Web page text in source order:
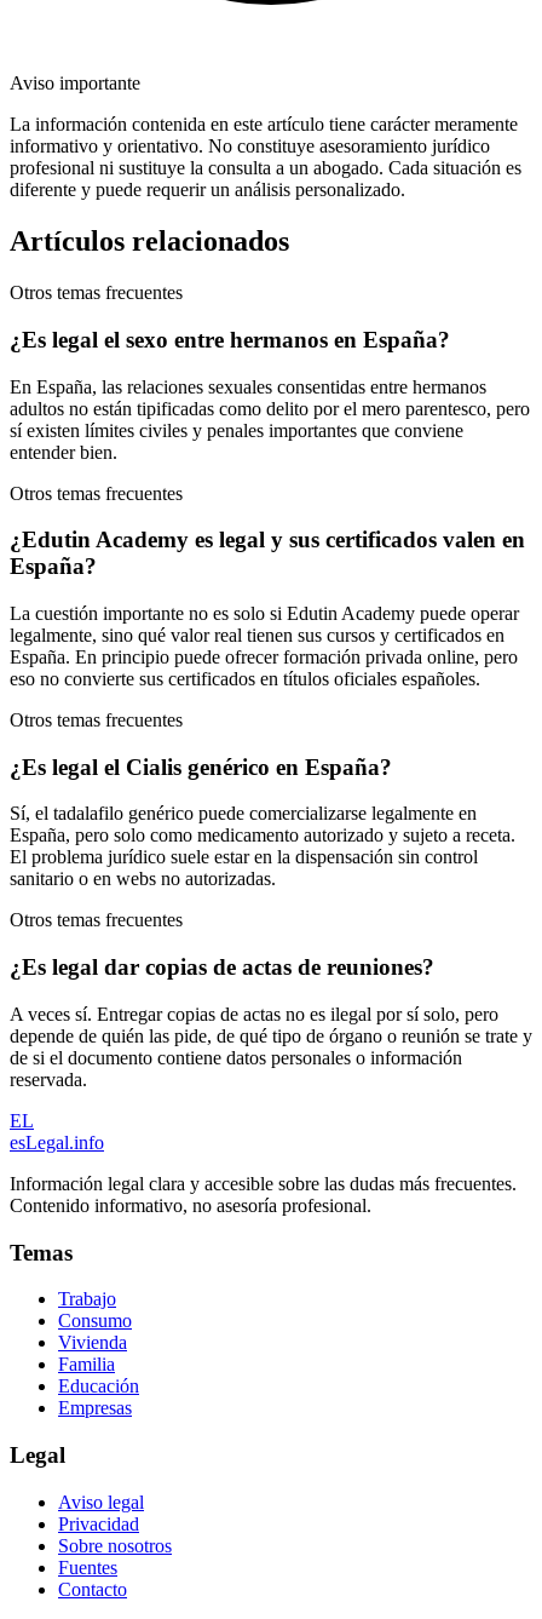
Aviso importante
La información contenida en este artículo tiene carácter meramente
informativo y orientativo. No constituye asesoramiento jurídico
profesional ni sustituye la consulta a un abogado. Cada situación es
diferente y puede requerir un análisis personalizado.
Artículos relacionados
Otros temas frecuentes
¿Es legal el sexo entre hermanos en España?
En España, las relaciones sexuales consentidas entre hermanos
adultos no están tipificadas como delito por el mero parentesco, pero
sí existen límites civiles y penales importantes que conviene
entender bien.
Otros temas frecuentes
¿Edutin Academy es legal y sus certificados valen en
España?
La cuestión importante no es solo si Edutin Academy puede operar
legalmente, sino qué valor real tienen sus cursos y certificados en
España. En principio puede ofrecer formación privada online, pero
eso no convierte sus certificados en títulos oficiales españoles.
Otros temas frecuentes
¿Es legal el Cialis genérico en España?
Sí, el tadalafilo genérico puede comercializarse legalmente en
España, pero solo como medicamento autorizado y sujeto a receta.
El problema jurídico suele estar en la dispensación sin control
sanitario o en webs no autorizadas.
Otros temas frecuentes
¿Es legal dar copias de actas de reuniones?
A veces sí. Entregar copias de actas no es ilegal por sí solo, pero
depende de quién las pide, de qué tipo de órgano o reunión se trate y
de si el documento contiene datos personales o información
reservada.
EL
esLegal.info
Información legal clara y accesible sobre las dudas más frecuentes.
Contenido informativo, no asesoría profesional.
Temas
Trabajo
Consumo
Vivienda
Familia
Educación
Empresas
Legal
Aviso legal
Privacidad
Sobre nosotros
Fuentes
Contacto